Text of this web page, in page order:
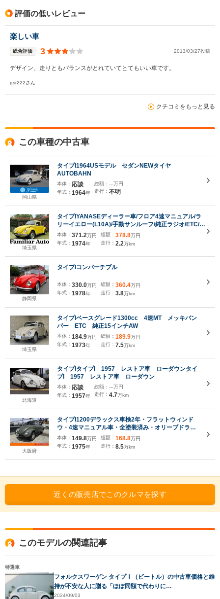
評価の低いレビュー
楽しい車
総合評価 3 2013/03/27投稿
デザイン、走りともバランスがとれていてとてもいい車です。
gsr222さん
クチコミをもっと見る
この車種の中古車
岡山県
タイプI1964USモデル セダンNEWタイヤ
AUTOBAHN
本体： 応談
年式： 1964年
総額： ---万円
走行： 不明
埼玉県
タイプIYANASEディーラー車/フロア4速マニュアル/ラ
リーイエロー(L10A)/手動サンルーフ/純正ラジオ/ETC/ヤ
ナセ保証書/取扱説明書/記録簿
(S51.S52.S53.S54.S55.S56.S59.S61.H22.H25.H28.R5)
本体： 371.2万円
年式： 1974年
総額： 378.8万円
走行： 2.2万km
静岡県
タイプIコンバーチブル
本体： 330.0万円
年式： 1978年
総額： 360.4万円
走行： 3.8万km
埼玉県
タイプIベースグレード1300cc 4速MT メッキバン
パー ETC 純正15インチAW
本体： 184.9万円
年式： 1973年
総額： 189.9万円
走行： 7.5万km
北海道
タイプIタイプI 1957 レストア車 ローダウンタイ
プI 1957 レストア車 ローダウン
本体： 応談
年式： 1957年
総額： ---万円
走行： 4.7万km
大阪府
タイプI1200デラックス車検2年・フラットウィンド
ウ・4速マニュアル車・全塗装済み・オリーブドラ
ブ・運転席RECAROシート・1200cc・空冷エンジ
ン・5人乗り
本体： 149.8万円
年式： 1975年
総額： 168.8万円
走行： 8.5万km
近くの販売店でこのクルマを探す
このモデルの関連記事
特選車
フォルクスワーゲン タイプⅠ（ビートル）の中古車価格と維
持が不安な人に贈る「ほぼ同額で代わりに…
2024/09/03